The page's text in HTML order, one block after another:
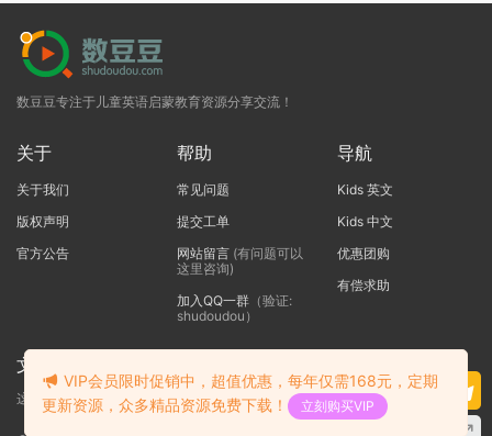
数豆豆专注于儿童英语启蒙教育资源分享交流！
关于
关于我们
版权声明
官方公告
帮助
常见问题
提交工单
网站留言(有问题可以
这里咨询)
加入QQ一群（验证:
shudoudou）
导航
Kids 英文
Kids 中文
优惠团购
有偿求助
文本标题
这里输入代码
VIP会员限时促销中，超值优惠，每年仅需168元，定期
更新资源，众多精品资源免费下载！
立刻购买VIP